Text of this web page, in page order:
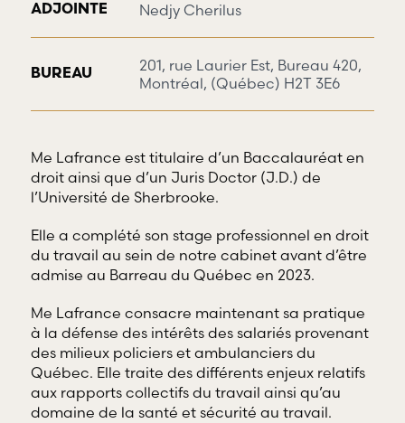
ADJOINTE Nedjy Cherilus
BUREAU
201, rue Laurier Est, Bureau 420,
Montréal, (Québec) H2T 3E6
Me Lafrance est titulaire d’un Baccalauréat en
droit ainsi que d’un Juris Doctor (J.D.) de
l’Université de Sherbrooke.
Elle a complété son stage professionnel en droit
du travail au sein de notre cabinet avant d’être
admise au Barreau du Québec en 2023.
Me Lafrance consacre maintenant sa pratique
à la défense des intérêts des salariés provenant
des milieux policiers et ambulanciers du
Québec. Elle traite des différents enjeux relatifs
aux rapports collectifs du travail ainsi qu’au
domaine de la santé et sécurité au travail.